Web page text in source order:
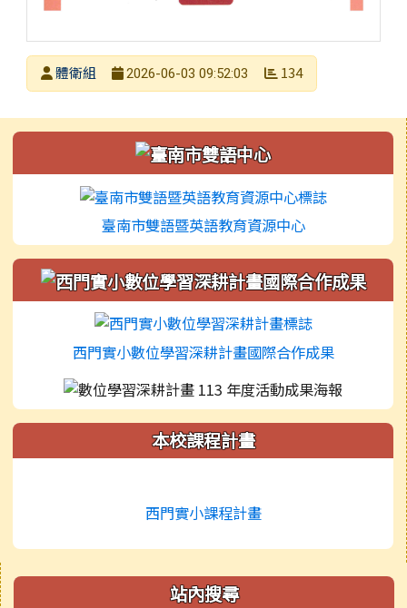
發布者
體衛組
2026-06-03 09:52:03 134
左邊區域內容
臺南市雙語暨英語教育資源中心
西門實小數位學習深耕計畫國際合作成果
本校課程計畫
西門實小課程計畫
右邊區域內容 站內搜尋